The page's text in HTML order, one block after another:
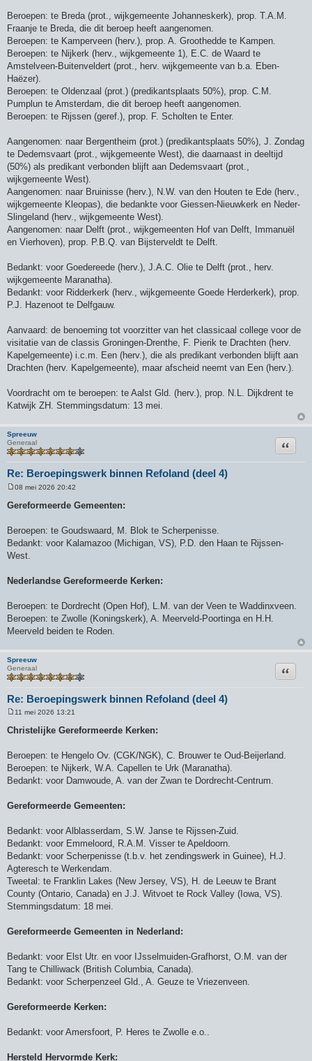
Beroepen: te Breda (prot., wijkgemeente Johanneskerk), prop. T.A.M.
Fraanje te Breda, die dit beroep heeft aangenomen.
Beroepen: te Kamperveen (herv.), prop. A. Groothedde te Kampen.
Beroepen: te Nijkerk (herv., wijkgemeente 1), E.C. de Waard te
Amstelveen-Buitenveldert (prot., herv. wijkgemeente van b.a. Eben-
Haëzer).
Beroepen: te Oldenzaal (prot.) (predikantsplaats 50%), prop. C.M.
Pumplun te Amsterdam, die dit beroep heeft aangenomen.
Beroepen: te Rijssen (geref.), prop. F. Scholten te Enter.
Aangenomen: naar Bergentheim (prot.) (predikantsplaats 50%), J. Zondag
te Dedemsvaart (prot., wijkgemeente West), die daarnaast in deeltijd
(50%) als predikant verbonden blijft aan Dedemsvaart (prot.,
wijkgemeente West).
Aangenomen: naar Bruinisse (herv.), N.W. van den Houten te Ede (herv.,
wijkgemeente Kleopas), die bedankte voor Giessen-Nieuwkerk en Neder-
Slingeland (herv., wijkgemeente West).
Aangenomen: naar Delft (prot., wijkgemeenten Hof van Delft, Immanuël
en Vierhoven), prop. P.B.Q. van Bijsterveldt te Delft.
Bedankt: voor Goedereede (herv.), J.A.C. Olie te Delft (prot., herv.
wijkgemeente Maranatha).
Bedankt: voor Ridderkerk (herv., wijkgemeente Goede Herderkerk), prop.
P.J. Hazenoot te Delfgauw.
Aanvaard: de benoeming tot voorzitter van het classicaal college voor de
visitatie van de classis Groningen-Drenthe, F. Pierik te Drachten (herv.
Kapelgemeente) i.c.m. Een (herv.), die als predikant verbonden blijft aan
Drachten (herv. Kapelgemeente), maar afscheid neemt van Een (herv.).
Voordracht om te beroepen: te Aalst Gld. (herv.), prop. N.L. Dijkdrent te
Katwijk ZH. Stemmingsdatum: 13 mei.
Spreeuw
Generaal
Re: Beroepingswerk binnen Refoland (deel 4)
Citeer
r
h
t
08 mei 2026 20:42
Gereformeerde Gemeenten:
Beroepen: te Goudswaard, M. Blok te Scherpenisse.
Bedankt: voor Kalamazoo (Michigan, VS), P.D. den Haan te Rijssen-
West.
Nederlandse Gereformeerde Kerken:
Beroepen: te Dordrecht (Open Hof), L.M. van der Veen te Waddinxveen.
Beroepen: te Zwolle (Koningskerk), A. Meerveld-Poortinga en H.H.
Meerveld beiden te Roden.
Spreeuw
Generaal
Re: Beroepingswerk binnen Refoland (deel 4)
Citeer
e
r
h
t
11 mei 2026 13:21
Christelijke Gereformeerde Kerken:
Beroepen: te Hengelo Ov. (CGK/NGK), C. Brouwer te Oud-Beijerland.
Beroepen: te Nijkerk, W.A. Capellen te Urk (Maranatha).
Bedankt: voor Damwoude, A. van der Zwan te Dordrecht-Centrum.
Gereformeerde Gemeenten:
Bedankt: voor Alblasserdam, S.W. Janse te Rijssen-Zuid.
Bedankt: voor Emmeloord, R.A.M. Visser te Apeldoorn.
Bedankt: voor Scherpenisse (t.b.v. het zendingswerk in Guinee), H.J.
Agteresch te Werkendam.
Tweetal: te Franklin Lakes (New Jersey, VS), H. de Leeuw te Brant
County (Ontario, Canada) en J.J. Witvoet te Rock Valley (Iowa, VS).
Stemmingsdatum: 18 mei.
Gereformeerde Gemeenten in Nederland:
Bedankt: voor Elst Utr. en voor IJsselmuiden-Grafhorst, O.M. van der
Tang te Chilliwack (British Columbia, Canada).
Bedankt: voor Scherpenzeel Gld., A. Geuze te Vriezenveen.
Gereformeerde Kerken:
Bedankt: voor Amersfoort, P. Heres te Zwolle e.o..
Hersteld Hervormde Kerk: